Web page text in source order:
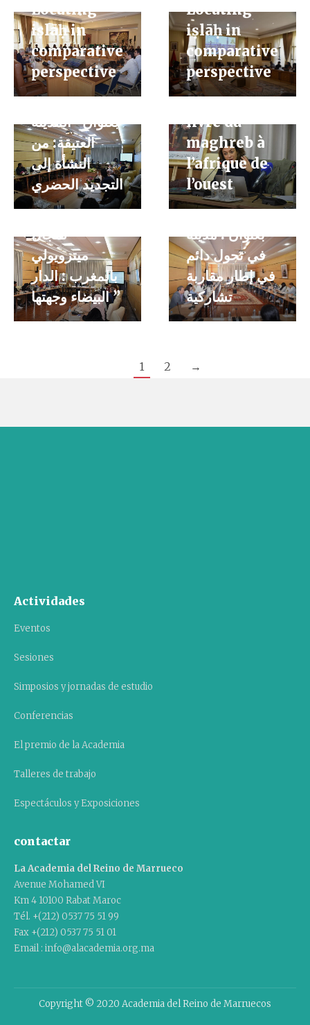
Locating
iṣlāḥ in
comparative
perspective
Locating
iṣlāḥ in
comparative
perspective
سلسلة حلقات
علمية جديدة
تحت عنوان :»
الامتدادات
الحضرية ̏ حلقة
بعنوان “المدينة
العتيقة: من
النشأة إلى
التجديد الحضري
Histoire du
livre du
maghreb à
l’afrique de
l’ouest
سلسلة حلقات
عنوان : »
الامتدادات
الحضرية ̏ حلقة
بعنوان “التدبير
المؤسساتي
لمجال
ميترويولي
بالمغرب : الدار
البيضاء وجهتها ”
سلسلة حلقات
علمية تحت
عنوان: »
الامتدادات
الحضرية » حلقة
بعنوان : مدينة
في تحول دائم
في إطار مقاربة
تشاركية
1 2 →
Actividades
Eventos
Sesiones
Simposios y jornadas de estudio
Conferencias
El premio de la Academia
Talleres de trabajo
Espectáculos y Exposiciones
contactar
La Academia del Reino de Marrueco
Avenue Mohamed VI
Km 4 10100 Rabat Maroc
Tél. +(212) 0537 75 51 99
Fax +(212) 0537 75 51 01
Email : info@alacademia.org.ma
Copyright © 2020 Academia del Reino de Marruecos